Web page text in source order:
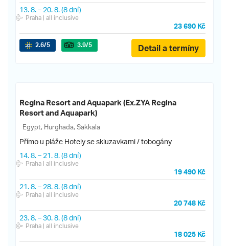
13. 8.– 20. 8.(8 dní)
Praha| all inclusive
23 690 Kč
2.6/5 3.9/5 Detail a termíny
Regina Resort and Aquapark (Ex.ZYA Regina
Resort and Aquapark)
Egypt, Hurghada, Sakkala
Přímo u pláže Hotely se skluzavkami / tobogány
14. 8.– 21. 8.(8 dní)
Praha| all inclusive
19 490 Kč
21. 8.– 28. 8.(8 dní)
Praha| all inclusive
20 748 Kč
23. 8.–30. 8.(8 dní)
Praha| all inclusive
18 025 Kč